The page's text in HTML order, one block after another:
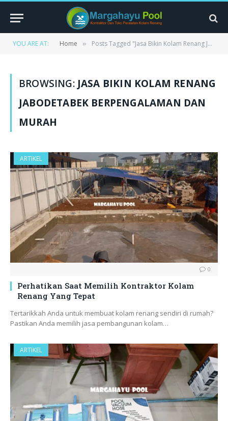
YOU ARE AT: Home » Posts Tagged "Jasa Bikin Kolam Renang Jabodetabek Berpengalaman dan Murah"
BROWSING: JASA BIKIN KOLAM RENANG
JABODETABEK BERPENGALAMAN DAN
MURAH
ARTIKEL
0
Perhatikan Saat Memilih Kontraktor Kolam
Renang Yang Tepat
Tertarikkah Anda untuk membuat kolam renang sendiri di rumah?
Pastikan Anda memilih jasa pembangunan kolam…
ARTIKEL